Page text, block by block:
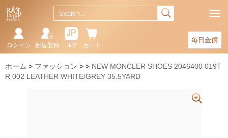
每日金價
カート
JP
JPY
新規登録
ログイン
ホーム ファッション
NEW MONCLER SHOES 2046400 019T
R 002 LEATHER WHITE/GREY 35.5YARD